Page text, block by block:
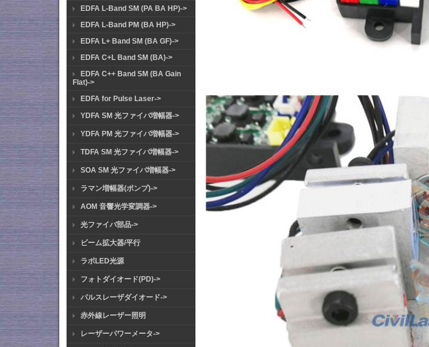
EDFA L-Band SM (PA BA HP)->
EDFA L-Band PM (BA HP)->
EDFA L+ Band SM (BA GF)->
EDFA C+L Band SM (BA)->
EDFA C++ Band SM (BA Gain
Flat)->
EDFA for Pulse Laser->
YDFA SM 光ファイバ増幅器->
YDFA PM 光ファイバ増幅器->
TDFA SM 光ファイバ増幅器->
SOA SM 光ファイバ増幅器->
ラマン増幅器(ポンプ)->
AOM 音響光学変調器->
光ファイバ部品->
ビーム拡大器/平行
ラボLED光源
フォトダイオード(PD)->
パルスレーザダイオード->
赤外線レーザー照明
レーザーパワーメータ->